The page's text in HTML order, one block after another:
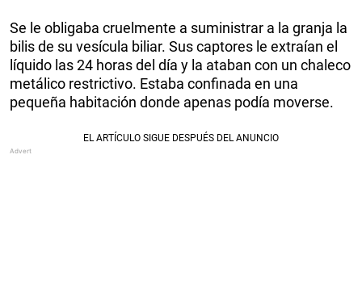
Se le obligaba cruelmente a suministrar a la granja la
bilis de su vesícula biliar. Sus captores le extraían el
líquido las 24 horas del día y la ataban con un chaleco
metálico restrictivo. Estaba confinada en una
pequeña habitación donde apenas podía moverse.